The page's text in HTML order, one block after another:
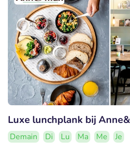
Luxe lunchplank bij
Demain Di Lu Ma Me
Je